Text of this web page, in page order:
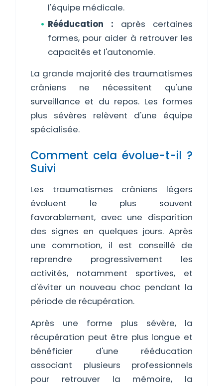
l'équipe médicale.
Rééducation : après certaines
formes, pour aider à retrouver les
capacités et l'autonomie.
La grande majorité des traumatismes
crâniens ne nécessitent qu'une
surveillance et du repos. Les formes
plus sévères relèvent d'une équipe
spécialisée.
Comment cela évolue-t-il ?
Suivi
Les traumatismes crâniens légers
évoluent le plus souvent
favorablement, avec une disparition
des signes en quelques jours. Après
une commotion, il est conseillé de
reprendre progressivement les
activités, notamment sportives, et
d'éviter un nouveau choc pendant la
période de récupération.
Après une forme plus sévère, la
récupération peut être plus longue et
bénéficier d'une rééducation
associant plusieurs professionnels
pour retrouver la mémoire, la